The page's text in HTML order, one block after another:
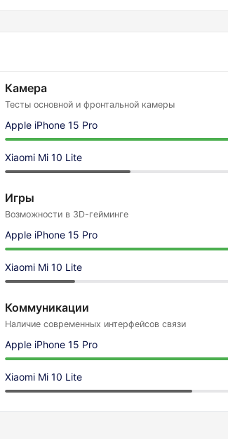
Камера
Тесты основной и фронтальной камеры
Apple iPhone 15 Pro
Xiaomi Mi 10 Lite
Игры
Возможности в 3D-гейминге
Apple iPhone 15 Pro
Xiaomi Mi 10 Lite
Коммуникации
Наличие современных интерфейсов связи
Apple iPhone 15 Pro
Xiaomi Mi 10 Lite